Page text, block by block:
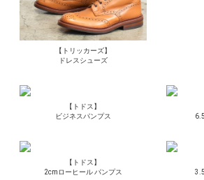
【トリッカーズ】
ドレスシューズ
【トドス】
ビジネスパンプス
【トドス】
2cmローヒール パンプス